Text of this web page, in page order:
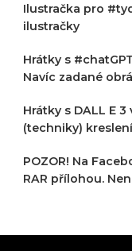
Ilustračka pro
ilustračky
Hrátky s
Navíc zadané
Hrátky s DALL E
(techniky)
POZOR! Na
RAR přílohou.